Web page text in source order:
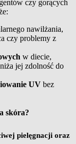
czy gorących
nawilżania,
czy problemy z
w diecie,
jej zdolność do
UV bez
skóra?
pielęgnacji oraz